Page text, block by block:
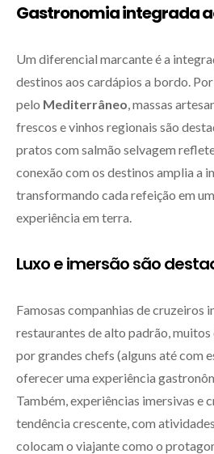
Gastronomia integrada
Um diferencial marcante é a
destinos aos cardápios a bordo.
pelo Mediterrâneo , massas
frescos e vinhos regionais são
pratos com salmão selvagem
conexão com os destinos amplia a
transformando cada refeição em
experiência em terra.
Luxo e imersão são
Famosas companhias de cruzeiros
restaurantes de alto padrão,
por grandes chefs (alguns até com
oferecer uma experiência
Também, experiências imersivas e
tendência crescente, com
colocam o viajante como o